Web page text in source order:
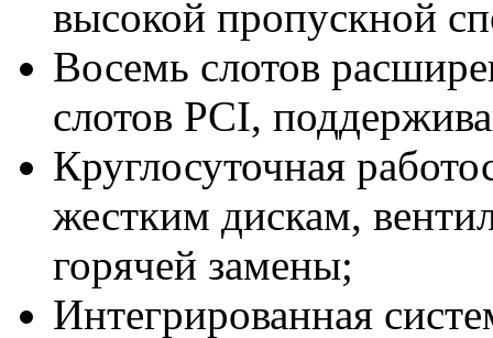
высокой пропускной
Восемь слотов
слотов PCI,
Круглосуточная
жестким дискам,
горячей замены;
Интегрированная